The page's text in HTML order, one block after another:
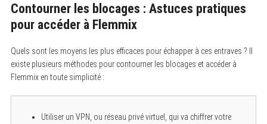
Contourner les blocages : Astuces pratiques
pour accéder à Flemmix
Quels sont les moyens les plus efficaces pour échapper à ces entraves ? Il
existe plusieurs méthodes pour contourner les blocages et accéder à
Flemmix en toute simplicité :
Utiliser un VPN, ou réseau privé virtuel, qui va chiffrer votre